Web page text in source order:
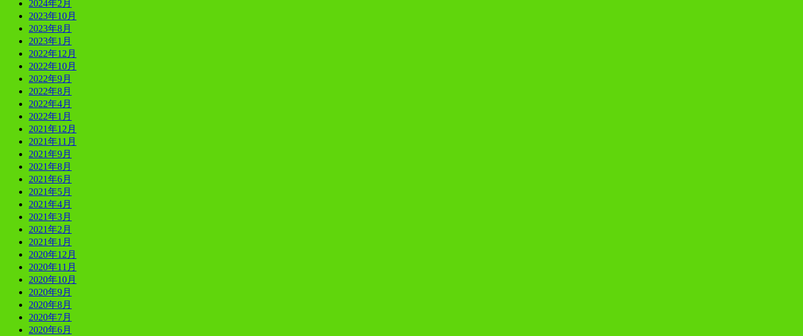
2024年2月
2023年10月
2023年8月
2023年1月
2022年12月
2022年10月
2022年9月
2022年8月
2022年4月
2022年1月
2021年12月
2021年11月
2021年9月
2021年8月
2021年6月
2021年5月
2021年4月
2021年3月
2021年2月
2021年1月
2020年12月
2020年11月
2020年10月
2020年9月
2020年8月
2020年7月
2020年6月